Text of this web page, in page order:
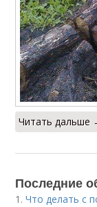
Читать дальше
Последние
1.Что делать с